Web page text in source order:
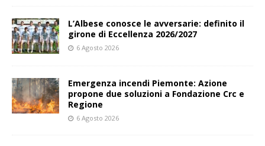
L’Albese conosce le avversarie: definito il
girone di Eccellenza 2026/2027
6 Agosto 2026
Emergenza incendi Piemonte: Azione
propone due soluzioni a Fondazione Crc e
Regione
6 Agosto 2026